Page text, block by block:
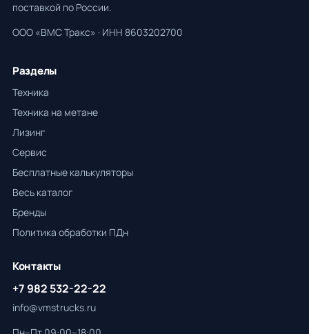
поставкой по России.
ООО «ВМС Тракс» · ИНН 8603202700
Разделы
Техника
Техника на метане
Лизинг
Сервис
Бесплатные калькуляторы
Весь каталог
Бренды
Политика обработки ПДн
Контакты
+7 982 532-22-22
info@vmstrucks.ru